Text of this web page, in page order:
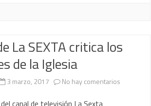
La SEXTA critica los
de la Iglesia
3 marzo, 2017 No hay comentarios
canal de televisión La Sexta